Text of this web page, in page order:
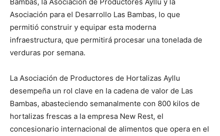
Asociación para el Desarrollo Las Bambas, lo que
permitió construir y equipar esta moderna
infraestructura, que permitirá procesar una tonelada de
verduras por semana.
La Asociación de Productores de Hortalizas Ayllu
desempeña un rol clave en la cadena de valor de Las
Bambas, abasteciendo semanalmente con 800 kilos de
hortalizas frescas a la empresa New Rest, el
concesionario internacional de alimentos que opera en el